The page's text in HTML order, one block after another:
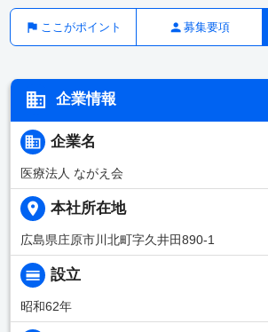
ここがポイント 募集要項
企業情報
企業名
医療法人 ながえ会
本社所在地
広島県庄原市川北町字久井田890-1
設立
昭和62年